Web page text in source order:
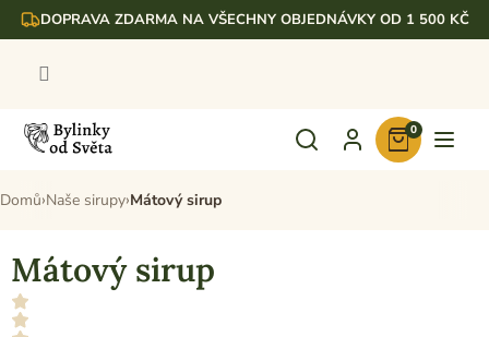
Přejít DOPRAVA ZDARMA NA VŠECHNY OBJEDNÁVKY OD 1 500 KČ
Nákupní
košík
0
Domů Naše sirupy Mátový sirup
Mátový sirup